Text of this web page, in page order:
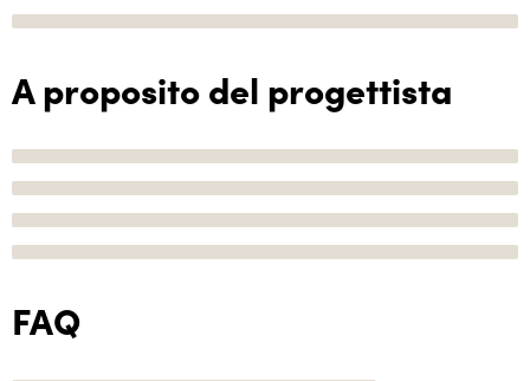
A proposito del progettista
FAQ